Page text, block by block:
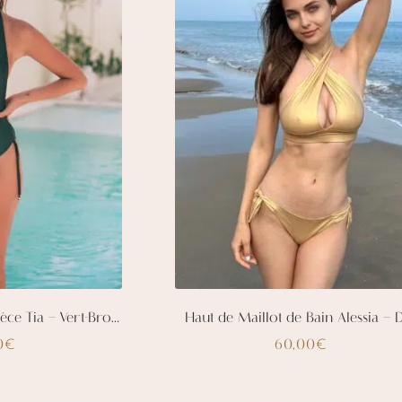
être
choisies
sur
la
page
du
produit
Maillot de Bain Une Pièce Tia – Vert-Bronze
€
Haut de Maillot de Bain Alessia –
60,00€